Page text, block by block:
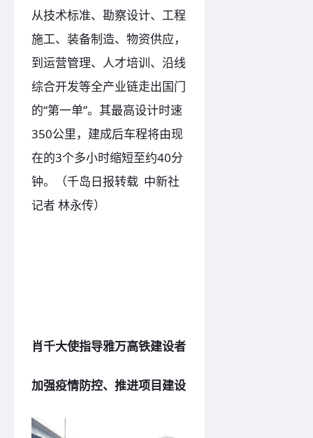
从技术标准、勘察设计、工程
施工、装备制造、物资供应，
到运营管理、人才培训、沿线
综合开发等全产业链走出国门
的“第一单”。其最高设计时速
350公里，建成后车程将由现
在的3个多小时缩短至约40分
钟。（千岛日报转载 中新社
记者 林永传）
肖千大使指导雅万高铁建设者
加强疫情防控、推进项目建设